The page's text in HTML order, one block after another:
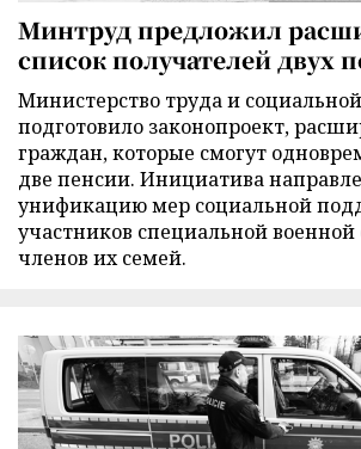
Минтруд предложил
список получателей двух
Министерство труда и
подготовило законопроект,
граждан, которые смогут
две пенсии. Инициатива
унификацию мер социальной
участников специальной
членов их семей.